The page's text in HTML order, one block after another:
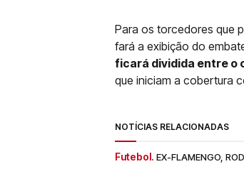
Para os torcedores que
fará a exibição do
ficará dividida entre o
que iniciam a cobertura
NOTÍCIAS RELACIONADAS
Futebol. EX-FLAMENGO,